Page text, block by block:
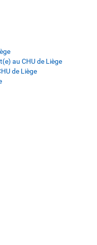
au CHU de Liège
de Liège